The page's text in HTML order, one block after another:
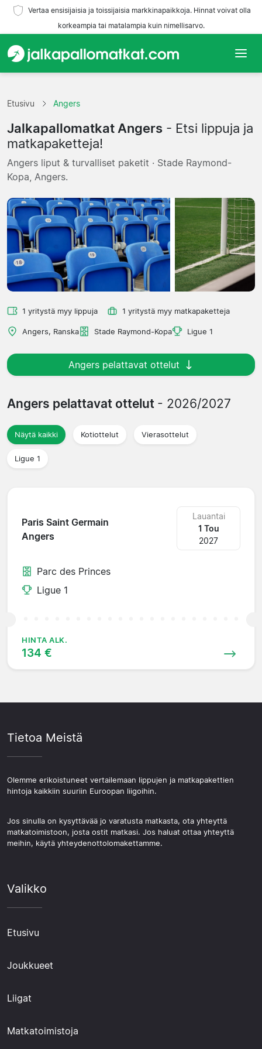
Vertaa ensisijaisia ja toissijaisia markkinapaikkoja. Hinnat voivat olla
korkeampia tai matalampia kuin nimellisarvo.
Joukkueet
Liigat
Matkatoimistoja
Etusivu Angers
Jalkapallomatkat Angers - Etsi lippuja ja
matkapaketteja!
Angers liput & turvalliset paketit · Stade Raymond-
Kopa, Angers.
1 yritystä myy lippuja 1 yritystä myy matkapaketteja
Angers, Ranska Stade Raymond-Kopa Ligue 1
Angers pelattavat ottelut
Angers pelattavat ottelut - 2026/2027
Näytä kaikki Kotiottelut Vierasottelut
Ligue 1
Paris Saint Germain
Angers
Lauantai
1 Tou
2027
Parc des Princes
Ligue 1
HINTA ALK.
134 €
Tietoa Meistä
Olemme erikoistuneet vertailemaan lippujen ja matkapakettien
hintoja kaikkiin suuriin Euroopan liigoihin.
Jos sinulla on kysyttävää jo varatusta matkasta, ota yhteyttä
matkatoimistoon, josta ostit matkasi. Jos haluat ottaa yhteyttä
meihin, käytä yhteydenottolomakettamme.
Valikko
Etusivu
Joukkueet
Liigat
Matkatoimistoja